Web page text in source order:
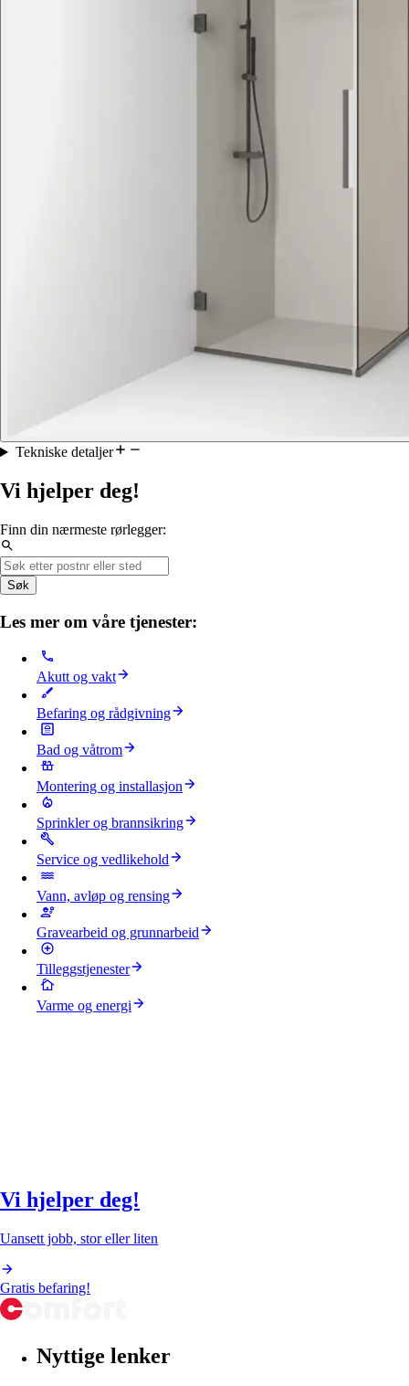
Tekniske detaljer
Vi hjelper deg!
Finn din nærmeste rørlegger:
Søk
Les mer om våre tjenester:
Akutt og vakt
Befaring og rådgivning
Bad og våtrom
Montering og installasjon
Sprinkler og brannsikring
Service og vedlikehold
Vann, avløp og rensing
Gravearbeid og grunnarbeid
Tilleggstjenester
Varme og energi
Vi hjelper deg!
Uansett jobb, stor eller liten
Gratis befaring!
Nyttige lenker